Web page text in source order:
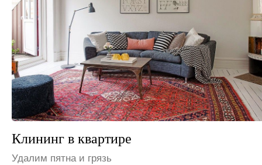
Клининг на даче
Устраним неприятные запахи